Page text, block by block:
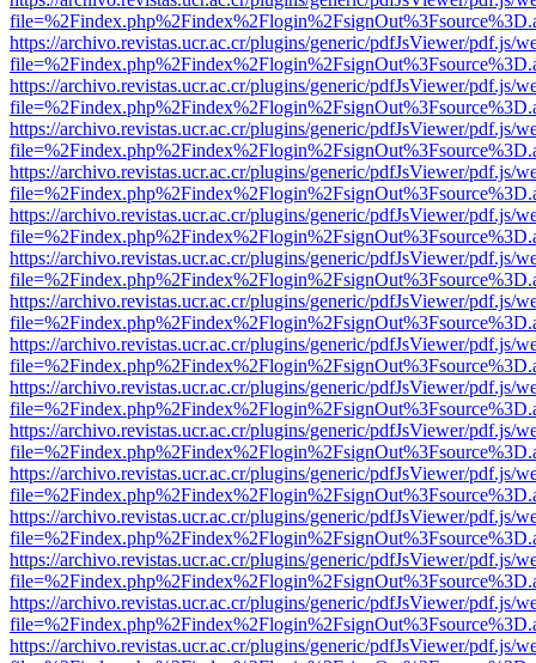
https://archivo.revistas.ucr.ac.cr/plugins/generic/pdfJsViewer/pdf.js/
https://archivo.revistas.ucr.ac.cr/plugins/generic/pdfJsViewer/pdf.js/
https://archivo.revistas.ucr.ac.cr/plugins/generic/pdfJsViewer/pdf.js/
https://archivo.revistas.ucr.ac.cr/plugins/generic/pdfJsViewer/pdf.js/
https://archivo.revistas.ucr.ac.cr/plugins/generic/pdfJsViewer/pdf.js/
https://archivo.revistas.ucr.ac.cr/plugins/generic/pdfJsViewer/pdf.js/
https://archivo.revistas.ucr.ac.cr/plugins/generic/pdfJsViewer/pdf.js/
https://archivo.revistas.ucr.ac.cr/plugins/generic/pdfJsViewer/pdf.js/
https://archivo.revistas.ucr.ac.cr/plugins/generic/pdfJsViewer/pdf.js/
https://archivo.revistas.ucr.ac.cr/plugins/generic/pdfJsViewer/pdf.js/
https://archivo.revistas.ucr.ac.cr/plugins/generic/pdfJsViewer/pdf.js/
https://archivo.revistas.ucr.ac.cr/plugins/generic/pdfJsViewer/pdf.js/
https://archivo.revistas.ucr.ac.cr/plugins/generic/pdfJsViewer/pdf.js/
https://archivo.revistas.ucr.ac.cr/plugins/generic/pdfJsViewer/pdf.js/
https://archivo.revistas.ucr.ac.cr/plugins/generic/pdfJsViewer/pdf.js/